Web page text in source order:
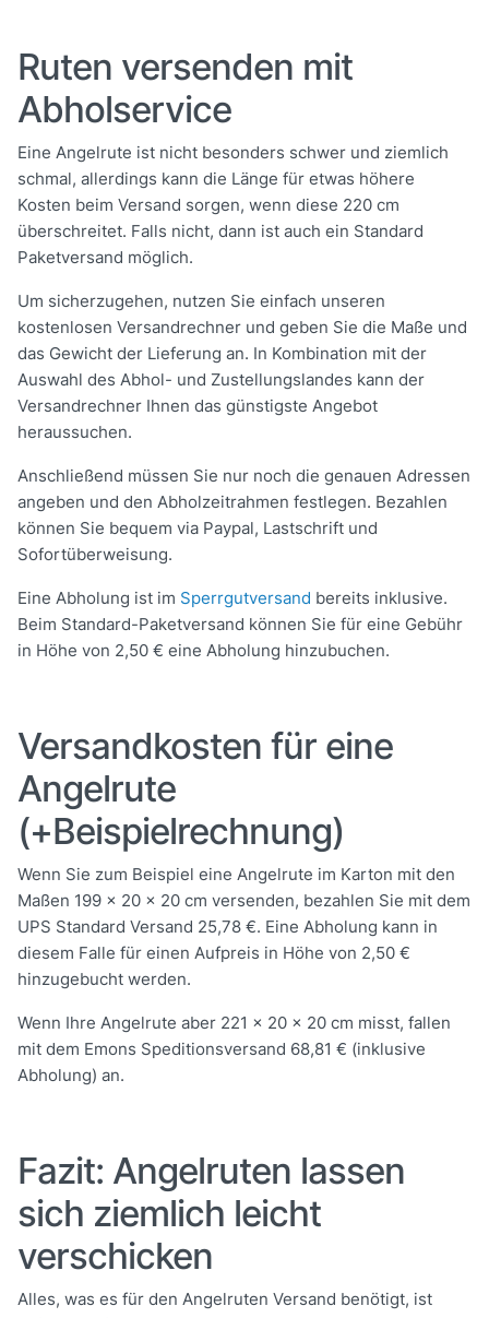
Ruten versenden mit
Abholservice
Eine Angelrute ist nicht besonders schwer und ziemlich
schmal, allerdings kann die Länge für etwas höhere
Kosten beim Versand sorgen, wenn diese 220 cm
überschreitet. Falls nicht, dann ist auch ein Standard
Paketversand möglich.
Um sicherzugehen, nutzen Sie einfach unseren
kostenlosen Versandrechner und geben Sie die Maße und
das Gewicht der Lieferung an. In Kombination mit der
Auswahl des Abhol- und Zustellungslandes kann der
Versandrechner Ihnen das günstigste Angebot
heraussuchen.
Anschließend müssen Sie nur noch die genauen Adressen
angeben und den Abholzeitrahmen festlegen. Bezahlen
können Sie bequem via Paypal, Lastschrift und
Sofortüberweisung.
Eine Abholung ist im Sperrgutversand bereits inklusive.
Beim Standard-Paketversand können Sie für eine Gebühr
in Höhe von 2,50 € eine Abholung hinzubuchen.
Versandkosten für eine
Angelrute
(+Beispielrechnung)
Wenn Sie zum Beispiel eine Angelrute im Karton mit den
Maßen 199 x 20 x 20 cm versenden, bezahlen Sie mit dem
UPS Standard Versand 25,78 €. Eine Abholung kann in
diesem Falle für einen Aufpreis in Höhe von 2,50 €
hinzugebucht werden.
Wenn Ihre Angelrute aber 221 x 20 x 20 cm misst, fallen
mit dem Emons Speditionsversand 68,81 € (inklusive
Abholung) an.
Fazit: Angelruten lassen
sich ziemlich leicht
verschicken
Alles, was es für den Angelruten Versand benötigt, ist